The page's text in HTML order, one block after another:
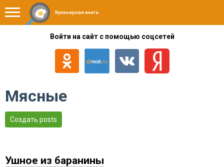
Кулинарная книга
Войти на сайт с помощью соцсетей
Мясные
Создать posts
Ушное из баранины